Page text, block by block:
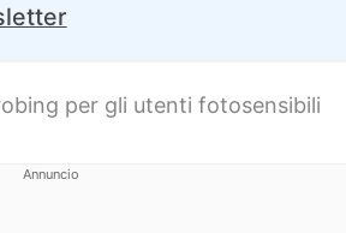
per gli utenti fotosensibili
Annuncio